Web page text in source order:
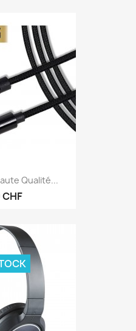
Qualité...